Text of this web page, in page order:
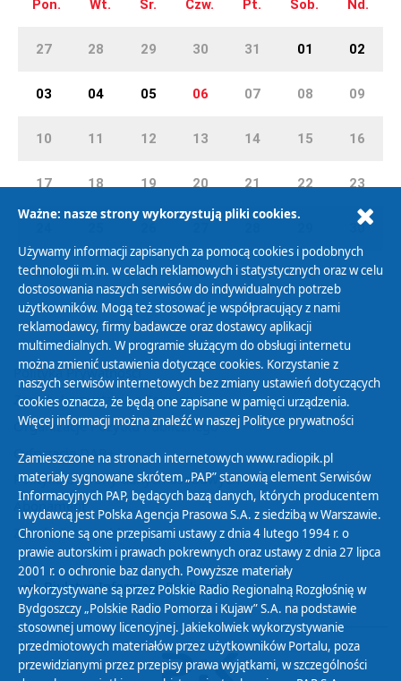
Pon. Wt. Śr. Czw. Pt. Sob. Nd.
27 28 29 30 31 01 02
03 04 05 06 07 08 09
10 11 12 13 14 15 16
17 18 19 20 21 22 23
30
31 01 02 03 04 05 06
Polityka Prywatności
Zasady korzystania z Serwisu
Organizacje Pożytku Publicznego
Cyfryzacja DAB+
Polityka ochrony danych osobowych
Abonament
Zamówienia publiczne
Biuletyn Informacji Publicznej
Ważne: nasze strony wykorzystują pliki cookies.
Używamy informacji zapisanych za pomocą cookies i podobnych
technologii m.in. w celach reklamowych i statystycznych oraz w celu
dostosowania naszych serwisów do indywidualnych potrzeb
użytkowników. Mogą też stosować je współpracujący z nami
reklamodawcy, firmy badawcze oraz dostawcy aplikacji
multimedialnych. W programie służącym do obsługi internetu
można zmienić ustawienia dotyczące cookies. Korzystanie z
naszych serwisów internetowych bez zmiany ustawień dotyczących
cookies oznacza, że będą one zapisane w pamięci urządzenia.
Więcej informacji można znaleźć w naszej Polityce prywatności
Zamieszczone na stronach internetowych www.radiopik.pl
materiały sygnowane skrótem „PAP” stanowią element Serwisów
Informacyjnych PAP, będących bazą danych, których producentem
i wydawcą jest Polska Agencja Prasowa S.A. z siedzibą w Warszawie.
Chronione są one przepisami ustawy z dnia 4 lutego 1994 r. o
prawie autorskim i prawach pokrewnych oraz ustawy z dnia 27 lipca
2001 r. o ochronie baz danych. Powyższe materiały
wykorzystywane są przez Polskie Radio Regionalną Rozgłośnię w
Bydgoszczy „Polskie Radio Pomorza i Kujaw” S.A. na podstawie
stosownej umowy licencyjnej. Jakiekolwiek wykorzystywanie
przedmiotowych materiałów przez użytkowników Portalu, poza
przewidzianymi przez przepisy prawa wyjątkami, w szczególności